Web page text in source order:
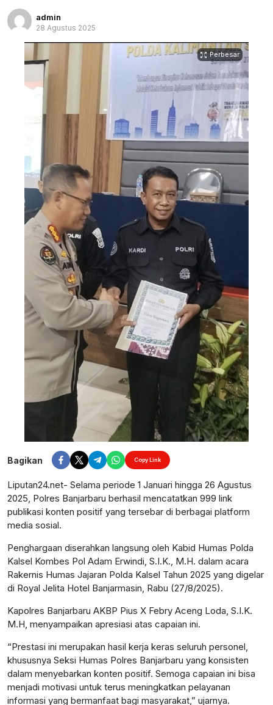
admin
28 Agustus 2025
Perbesar
Bagikan Copy Link
Liputan24.net- Selama periode 1 Januari hingga 26 Agustus
2025, Polres Banjarbaru berhasil mencatatkan 999 link
publikasi konten positif yang tersebar di berbagai platform
media sosial.
Penghargaan diserahkan langsung oleh Kabid Humas Polda
Kalsel Kombes Pol Adam Erwindi, S.I.K., M.H. dalam acara
Rakernis Humas Jajaran Polda Kalsel Tahun 2025 yang digelar
di Royal Jelita Hotel Banjarmasin, Rabu (27/8/2025).
Kapolres Banjarbaru AKBP Pius X Febry Aceng Loda, S.I.K.
M.H, menyampaikan apresiasi atas capaian ini.
“Prestasi ini merupakan hasil kerja keras seluruh personel,
khususnya Seksi Humas Polres Banjarbaru yang konsisten
dalam menyebarkan konten positif. Semoga capaian ini bisa
menjadi motivasi untuk terus meningkatkan pelayanan
informasi yang bermanfaat bagi masyarakat,” ujarnya.